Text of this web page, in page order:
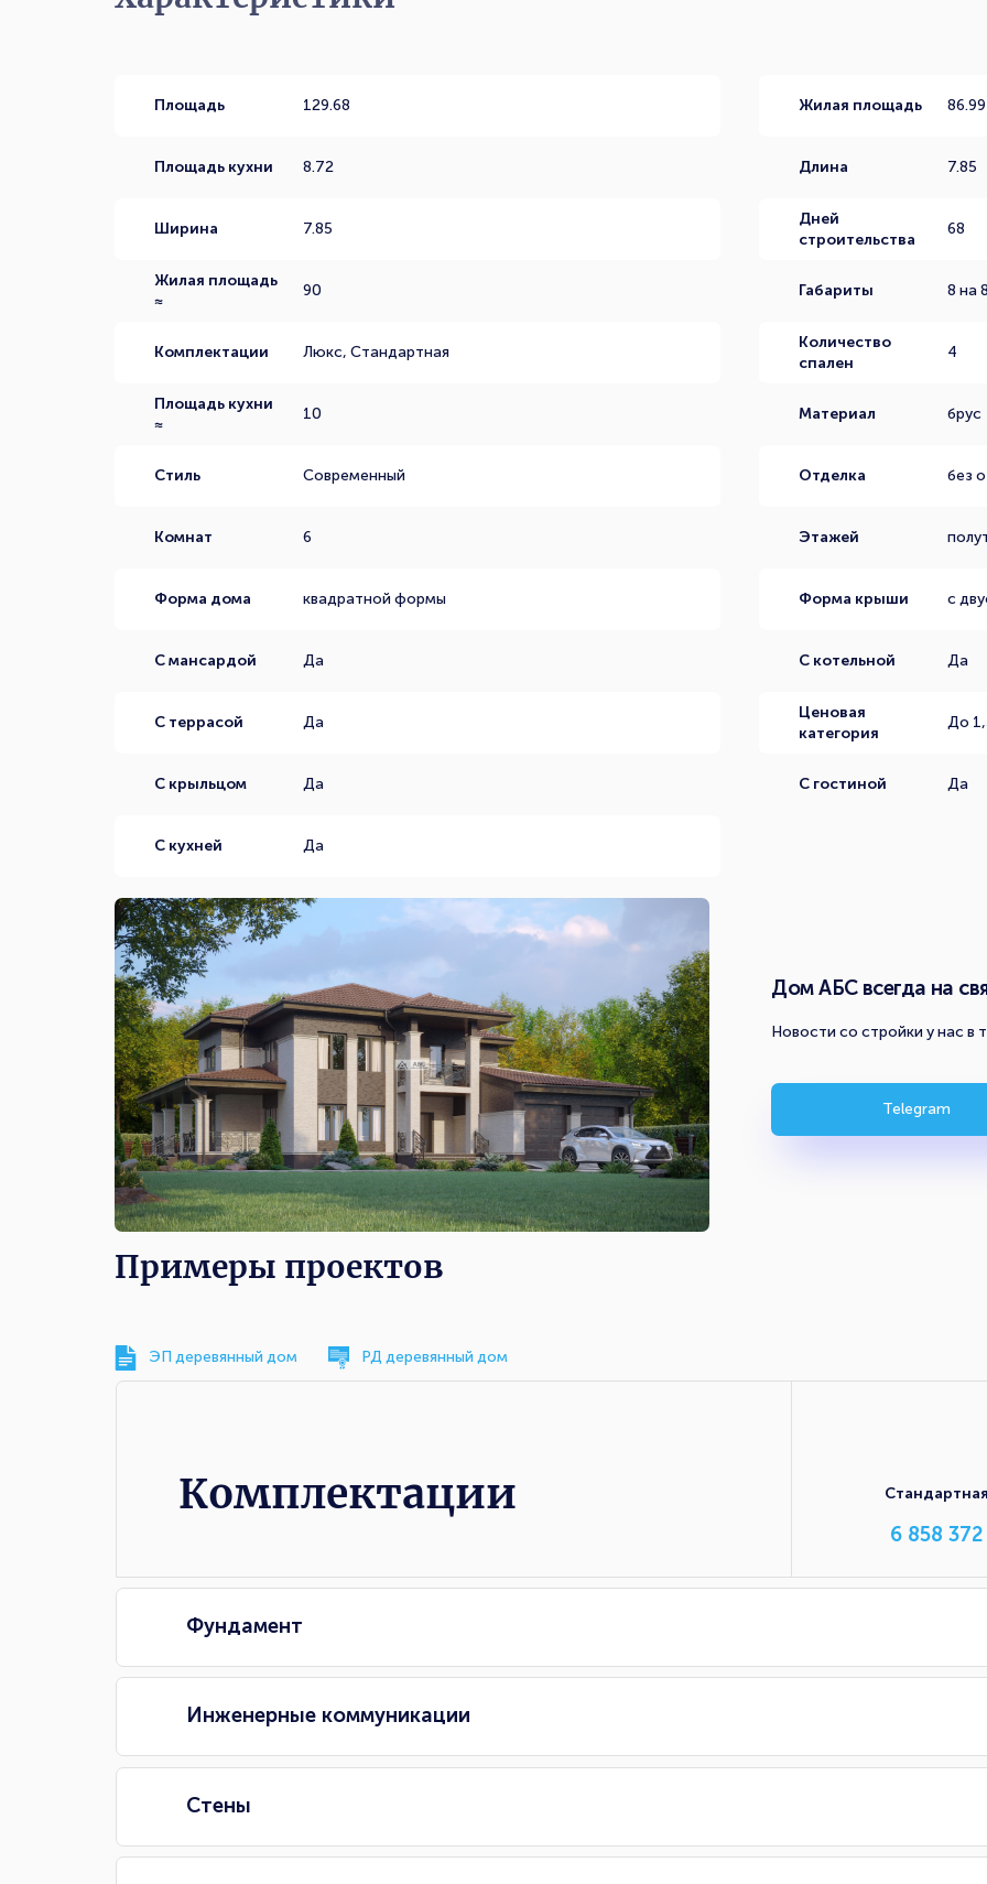
Площадь 129.68
Площадь кухни 8.72
Ширина 7.85
Жилая площадь
≈
90
Комплектации Люкс, Стандартная
Площадь кухни
≈
10
Стиль Современный
Комнат 6
Форма дома квадратной формы
С мансардой Да
С террасой Да
С крыльцом Да
С кухней Да
Жилая площадь 86.99
Длина 7.85
Дней
строительства
68
Габариты 8 на
Количество
спален
4
Материал брус
Отделка без
Этажей
Форма крыши с
С котельной Да
Ценовая
категория
До
С гостиной Да
Дом АБС всегда на
Новости со стройки у нас в
Telegram
Примеры проектов
ЭП деревянный дом РД деревянный дом
Комплектации
Комплектации
6 858 372
Фундамент
Инженерные коммуникации
Стены